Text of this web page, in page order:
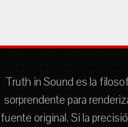
Truth in Sound es la
sorprendente para
fuente original. Si la